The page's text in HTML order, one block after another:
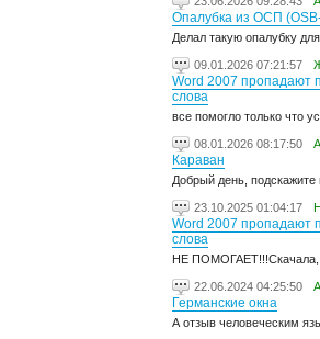
Опалубка из ОСП
Делал такую опалубку
09.01.2026 07:21:57
Word 2007 пропадают
слова
все помогло только что
08.01.2026 08:17:50
Караван
Добрый день, подскажите
23.10.2025 01:04:17
Word 2007 пропадают
слова
НЕ ПОМОГАЕТ!!!Скачала,
22.06.2024 04:25:50
Германские окна
А отзыв человеческим